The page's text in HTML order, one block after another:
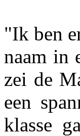
"Ik ben
naam in
zei de
een
klasse